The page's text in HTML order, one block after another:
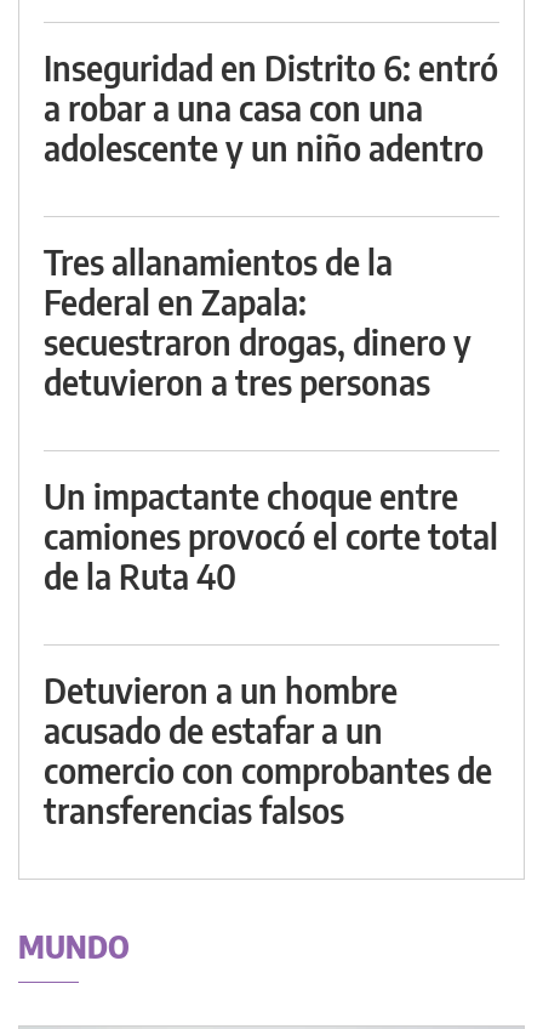
Inseguridad en Distrito 6: entró
a robar a una casa con una
adolescente y un niño adentro
Tres allanamientos de la
Federal en Zapala:
secuestraron drogas, dinero y
detuvieron a tres personas
Un impactante choque entre
camiones provocó el corte total
de la Ruta 40
Detuvieron a un hombre
acusado de estafar a un
comercio con comprobantes de
transferencias falsos
MUNDO